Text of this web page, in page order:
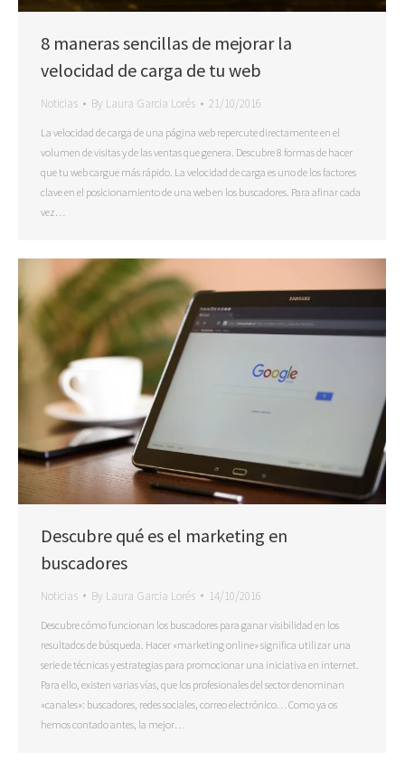
8 maneras sencillas de mejorar la
velocidad de carga de tu web
Noticias By Laura Garcia Lorés 21/10/2016
La velocidad de carga de una página web repercute directamente en el
volumen de visitas y de las ventas que genera. Descubre 8 formas de hacer
que tu web cargue más rápido. La velocidad de carga es uno de los factores
clave en el posicionamiento de una web en los buscadores. Para afinar cada
vez…
Descubre qué es el marketing en
buscadores
Noticias By Laura Garcia Lorés 14/10/2016
Descubre cómo funcionan los buscadores para ganar visibilidad en los
resultados de búsqueda. Hacer «marketing online» significa utilizar una
serie de técnicas y estrategias para promocionar una iniciativa en internet.
Para ello, existen varias vías, que los profesionales del sector denominan
«canales»: buscadores, redes sociales, correo electrónico… Como ya os
hemos contado antes, la mejor…